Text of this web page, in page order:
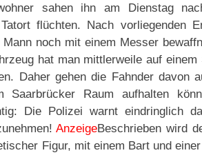
sahen ihn am Dienstag
flüchten. Nach vorliegenden
noch mit einem Messer
hat man mittlerweile auf
Daher gehen die Fahnder davon
Saarbrücker Raum aufhalten
Die Polizei warnt eindringlich
AnzeigeBeschrieben wird
Figur, mit einem Bart und